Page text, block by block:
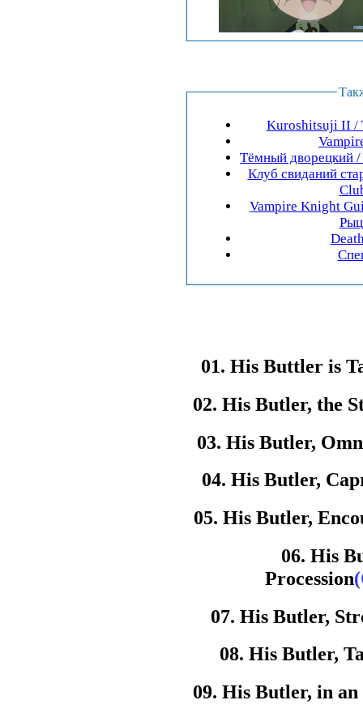
Kuroshitsuji II /
Tёмный дворецкий
Клуб свиданий
Vampire Knight
01. His Buttler is
02. His Butler, the
03. His Butler,
04. His Butler,
05. His Butler,
06. His
Procession
07. His Butler,
08. His Butler,
09. His Butler, in